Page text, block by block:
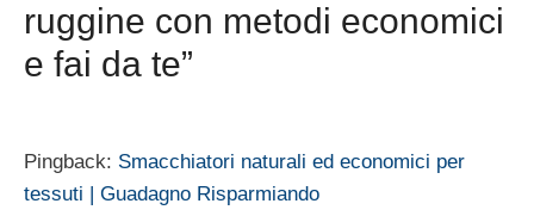
ruggine con metodi economici
e fai da te”
Pingback: Smacchiatori naturali ed economici per
tessuti | Guadagno Risparmiando